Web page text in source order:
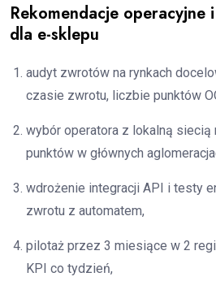
Rekomendacje operacyjne
dla e-sklepu
audyt zwrotów na rynkach
czasie zwrotu, liczbie punktów
wybór operatora z lokalną siecią
punktów w głównych
wdrożenie integracji API i testy
zwrotu z automatem,
pilotaż przez 3 miesiące w 2
KPI co tydzień,